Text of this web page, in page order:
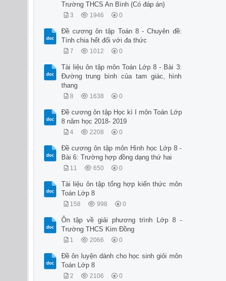
Trường THCS An Bình (Có đáp án)
3 1946 0
Đề cương ôn tập Toán 8 - Chuyên đề:
Tính chia hết đối với đa thức
7 1012 0
Tài liệu ôn tập môn Toán Lớp 8 - Bài 3:
Đường trung bình của tam giác, hình
thang
8 1638 0
Đề cương ôn tập Học kì I môn Toán Lớp
8 năm học 2018- 2019
4 2208 0
Đề cương ôn tập môn Hình học Lớp 8 -
Bài 6: Trường hợp đồng dạng thứ hai
11 650 0
Tài liệu ôn tập tổng hợp kiến thức môn
Toán Lớp 8
158 998 0
Ôn tập về giải phương trình Lớp 8 -
Trường THCS Kim Đồng
1 2066 0
Đề ôn luyện dành cho học sinh giỏi môn
Toán Lớp 8
2 2106 0